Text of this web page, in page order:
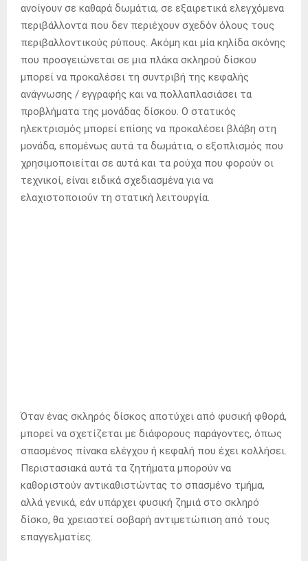
ανοίγουν σε καθαρά δωμάτια, σε εξαιρετικά ελεγχόμενα
περιβάλλοντα που δεν περιέχουν σχεδόν όλους τους
περιβαλλοντικούς ρύπους. Ακόμη και μία κηλίδα σκόνης
που προσγειώνεται σε μια πλάκα σκληρού δίσκου
μπορεί να προκαλέσει τη συντριβή της κεφαλής
ανάγνωσης / εγγραφής και να πολλαπλασιάσει τα
προβλήματα της μονάδας δίσκου. Ο στατικός
ηλεκτρισμός μπορεί επίσης να προκαλέσει βλάβη στη
μονάδα, επομένως αυτά τα δωμάτια, ο εξοπλισμός που
χρησιμοποιείται σε αυτά και τα ρούχα που φορούν οι
τεχνικοί, είναι ειδικά σχεδιασμένα για να
ελαχιστοποιούν τη στατική λειτουργία.
Όταν ένας σκληρός δίσκος αποτύχει από φυσική φθορά,
μπορεί να σχετίζεται με διάφορους παράγοντες, όπως
σπασμένος πίνακα ελέγχου ή κεφαλή που έχει κολλήσει.
Περιστασιακά αυτά τα ζητήματα μπορούν να
καθοριστούν αντικαθιστώντας το σπασμένο τμήμα,
αλλά γενικά, εάν υπάρχει φυσική ζημιά στο σκληρό
δίσκο, θα χρειαστεί σοβαρή αντιμετώπιση από τους
επαγγελματίες.